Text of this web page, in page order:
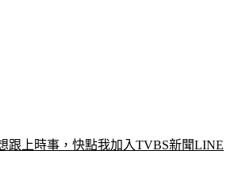
跟上時事，快點我加入TVBS新聞LINE